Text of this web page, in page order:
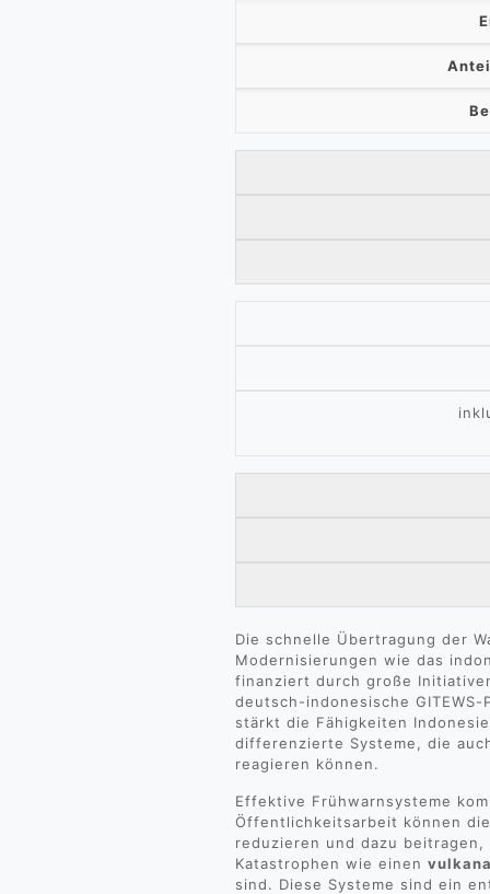
Die schnelle Übertragung der
Modernisierungen wie das
finanziert durch große
deutsch-indonesische
stärkt die Fähigkeiten
differenzierte Systeme, die
reagieren können.
Effektive Frühwarnsysteme
Öffentlichkeitsarbeit können
reduzieren und dazu
Katastrophen wie einen
sind. Diese Systeme sind ein